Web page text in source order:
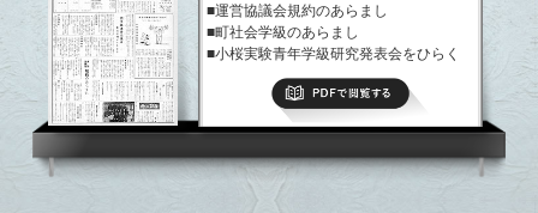
■運営協議会規約のあらまし
■町社会学級のあらまし
■小桜実験青年学級研究発表会をひらく
PDFで閲覧する